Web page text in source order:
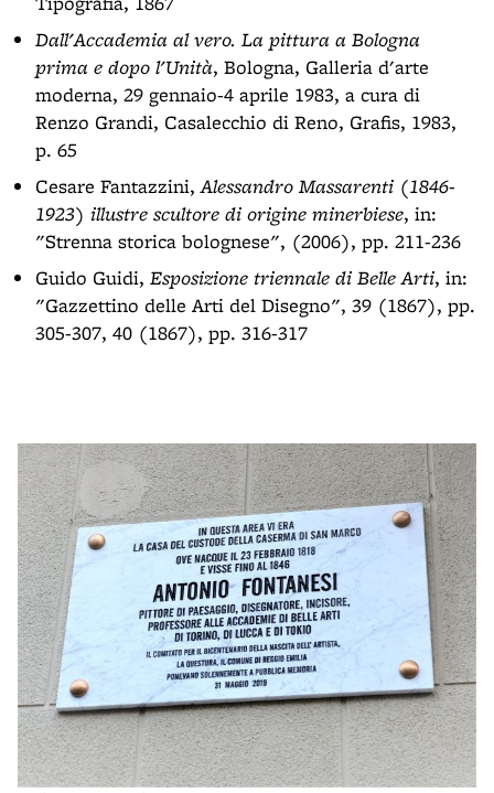
Dall'Accademia al vero. La pittura a Bologna
prima e dopo l'Unità, Bologna, Galleria d'arte
moderna, 29 gennaio-4 aprile 1983, a cura di
Renzo Grandi, Casalecchio di Reno, Grafis, 1983,
p. 65
Cesare Fantazzini,Alessandro Massarenti (1846-
1923) illustre scultore di origine minerbiese, in:
"Strenna storica bolognese", (2006), pp. 211-236
Guido Guidi, Esposizione triennale di Belle Arti, in:
"Gazzettino delle Arti del Disegno", 39 (1867), pp.
305-307, 40 (1867), pp. 316-317